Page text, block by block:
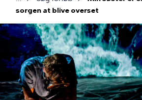
Brødkrumme
sorgen at blive overset
Billede